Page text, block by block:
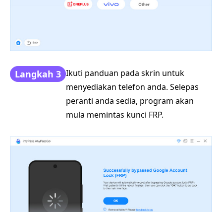
Langkah 3 Ikuti panduan pada skrin untuk
menyediakan telefon anda. Selepas
peranti anda sedia, program akan
mula memintas kunci FRP.